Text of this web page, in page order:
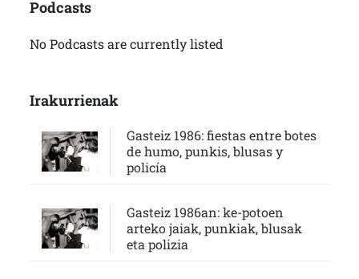
Podcasts
No Podcasts are currently listed
Irakurrienak
Gasteiz 1986: fiestas entre botes
de humo, punkis, blusas y
policía
Gasteiz 1986an: ke-potoen
arteko jaiak, punkiak, blusak
eta polizia